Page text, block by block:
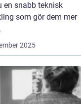
en snabb teknisk
som gör dem mer
2025